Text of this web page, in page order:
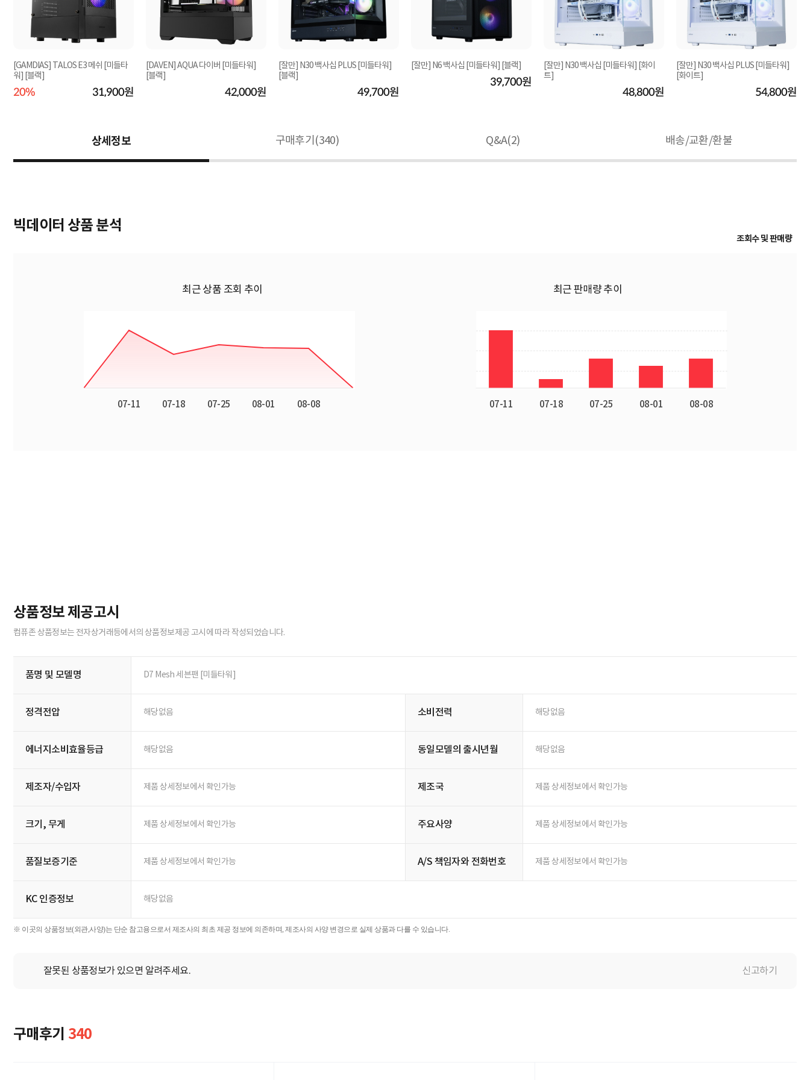
[GAMDIAS] TALOS E3 메쉬 [미들타
워] [블랙]
20% 31,900원
[DAVEN] AQUA 다이버 [미들타워]
[블랙]
42,000원
[잘만] N30 백사십 PLUS [미들타워]
[블랙]
49,700원
[잘만] N6 백사십 [미들타워] [블랙]
39,700원
[잘만] N30 백사십 [미들타워] [화이
트]
48,800원
[잘만] N30 백사십 PLUS [미들타워]
[화이트]
54,800원
상세정보 구매후기(340) Q&A(2) 배송/교환/환불
빅데이터 상품 분석
조회수 및 판매량
최근 상품 조회 추이 최근 판매량 추이
상품정보 제공고시
컴퓨존 상품정보는 전자상거래등에서의 상품정보제공 고시에 따라 작성되었습니다.
품명 및 모델명 D7 Mesh 세븐팬 [미들타워]
정격전압 해당없음 소비전력 해당없음
에너지소비효율등급 해당없음 동일모델의 출시년월 해당없음
제조자/수입자 제품 상세정보에서 확인가능 제조국 제품 상세정보에서 확인가능
크기, 무게 제품 상세정보에서 확인가능 주요사양 제품 상세정보에서 확인가능
품질보증기준 제품 상세정보에서 확인가능 A/S 책임자와 전화번호 제품 상세정보에서 확인가능
KC 인증정보 해당없음
※ 이곳의 상품정보(외관,사양)는 단순 참고용으로서 제조사의 최초 제공 정보에 의존하며, 제조사의 사양 변경으로 실제 상품과 다를 수 있습니다.
잘못된 상품정보가 있으면 알려주세요. 신고하기
구매후기 340